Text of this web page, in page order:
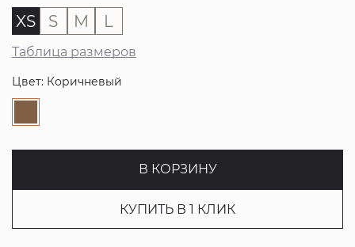
XS S M L
Таблица размеров
Цвет: Коричневый
В КОРЗИНУ
КУПИТЬ В 1 КЛИК